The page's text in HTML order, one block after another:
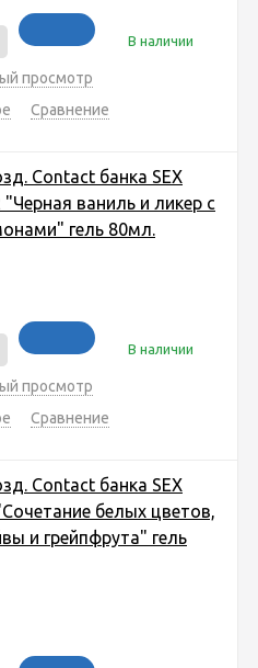
В наличии
просмотр
Сравнение
Соntact банка SEX
"Черная ваниль и ликер с
гель 80мл.
В наличии
просмотр
Сравнение
Соntact банка SEX
белых цветов,
и грейпфрута" гель